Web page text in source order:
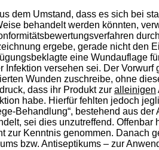
dem Umstand, dass es sich bei
behandelt werden könnten,
ergebe, gerade nicht den
eine Wundauflage
Infektion versehen sei. Der
Wunden zuschreibe, ohne
dass ihr Produkt zur alleinigen
habe. Hierfür fehlten jedoch
Behandlung“, bestehend aus
sei dies unzutreffend.
zur Kenntnis genommen.
bzw. Antiseptikums – zur